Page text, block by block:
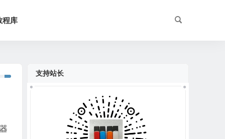
程库
支持站长